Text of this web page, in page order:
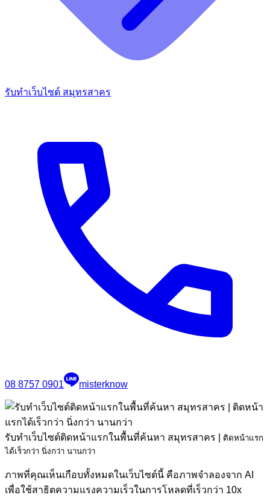
รับทำเว็บไซต์ สมุทรสาคร
08 8757 0901 misterknow
รับทำเว็บไซต์ติดหน้าแรกในพื้นที่ค้นหา สมุทรสาคร
ติดหน้าแรก
ได้เร็วกว่า นิ่งกว่า นานกว่า
ภาพที่คุณเห็นเกือบทั้งหมดในเว็บไซต์นี้ คือภาพจำลองจาก AI
เพื่อใช้สาธิตความแรงความเร็วในการโหลดที่เร็วกว่า 10x